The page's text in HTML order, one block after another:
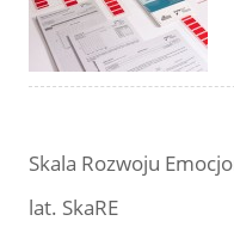
Skala Rozwoju
lat. SkaRE